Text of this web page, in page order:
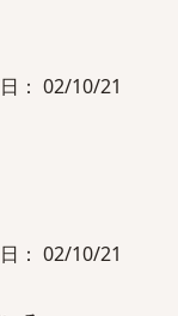
： 02/10/21
： 02/10/21